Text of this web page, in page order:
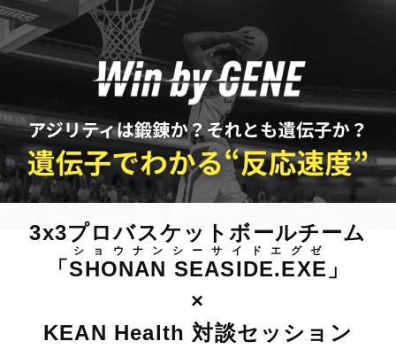
3x3プロバスケットボールチーム
「SHONAN SEASIDE.EXE
ショウナンシーサイドエグゼ
」
×
KEAN Health 対談セッション